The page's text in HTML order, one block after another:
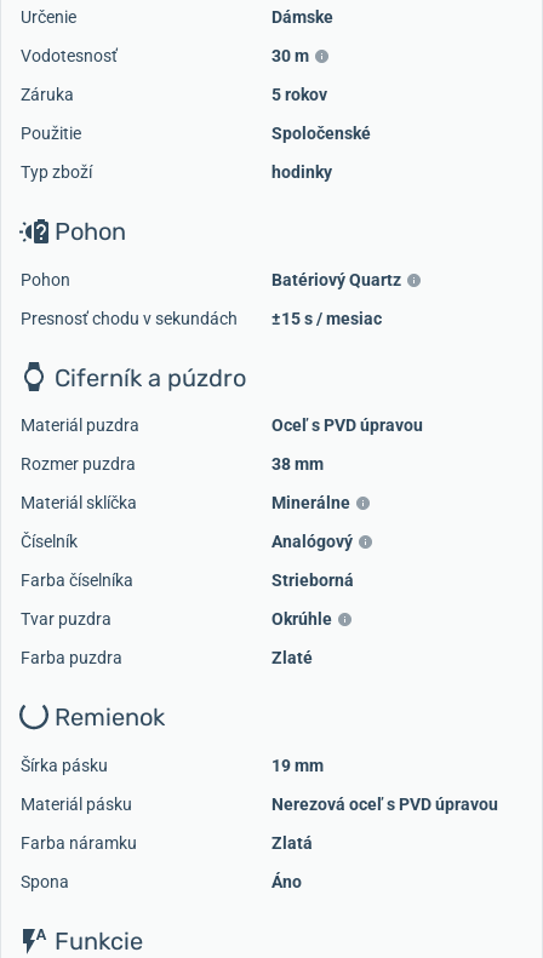
Určenie
Dámske
Vodotesnosť
30 m
Záruka
5 rokov
Použitie
Spoločenské
Typ zboží
hodinky
Pohon
Pohon
Batériový Quartz
Presnosť chodu v sekundách
±15 s / mesiac
Ciferník a púzdro
Materiál puzdra
Oceľ s PVD úpravou
Rozmer puzdra
38 mm
Materiál sklíčka
Minerálne
Číselník
Analógový
Farba číselníka
Strieborná
Tvar puzdra
Okrúhle
Farba puzdra
Zlaté
Remienok
Šírka pásku
19 mm
Materiál pásku
Nerezová oceľ s PVD úpravou
Farba náramku
Zlatá
Spona
Áno
Funkcie